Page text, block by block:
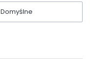
Domyślne